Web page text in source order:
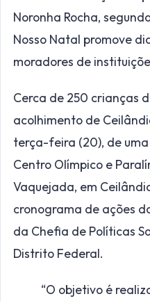
Noronha Rocha,
Nosso Natal promove
moradores de
Cerca de 250 crianças
acolhimento de
terça-feira (20), de
Centro Olímpico e
Vaquejada, em
cronograma de ações
da Chefia de Políticas
Distrito Federal.
“O objetivo é